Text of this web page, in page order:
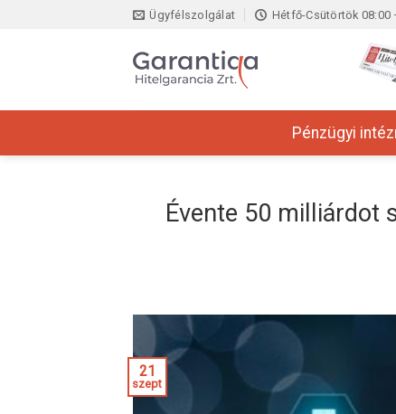
Ügyfélszolgálat Hétfő-Csütörtök 08:00
Pénzügyi
Évente 50 milliárdot
21
szept